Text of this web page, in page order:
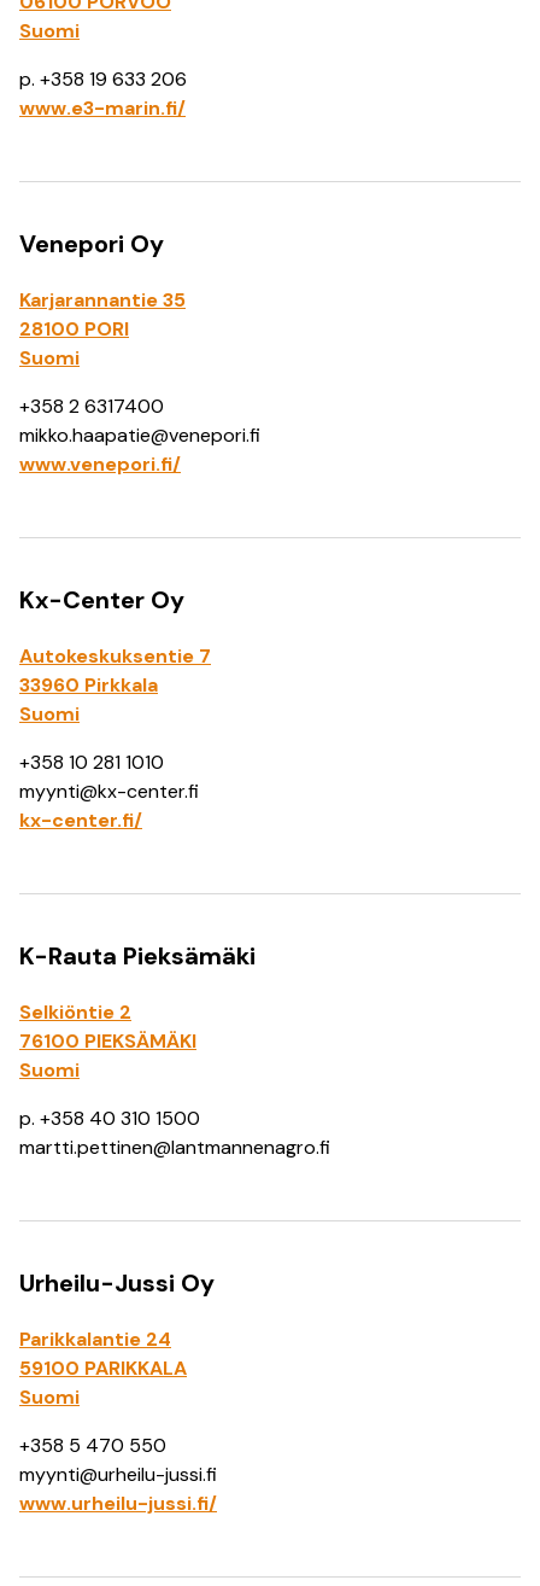
Suomi
p. +358 19 633 206
www.e3-marin.fi/
Venepori Oy
Karjarannantie 35
28100 PORI
Suomi
+358 2 6317400
mikko.haapatie@venepori.fi
www.venepori.fi/
Kx-Center Oy
Autokeskuksentie 7
33960 Pirkkala
Suomi
+358 10 281 1010
myynti@kx-center.fi
kx-center.fi/
K-Rauta Pieksämäki
Selkiöntie 2
76100 PIEKSÄMÄKI
Suomi
p. +358 40 310 1500
martti.pettinen@lantmannenagro.fi
Urheilu-Jussi Oy
Parikkalantie 24
59100 PARIKKALA
Suomi
+358 5 470 550
myynti@urheilu-jussi.fi
www.urheilu-jussi.fi/